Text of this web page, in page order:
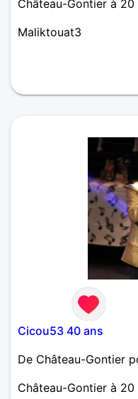
Château-Gontier à
Maliktouat3
Cicou53 40 ans
De Château-Gontier
Château-Gontier à